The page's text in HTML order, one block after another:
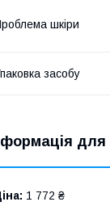
шкіри
засобу
1 772 ₴